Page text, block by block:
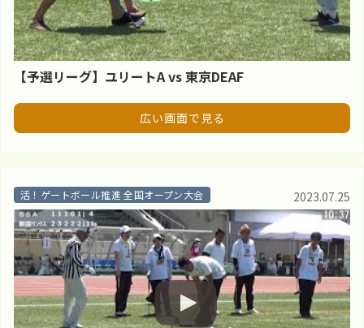
【予選リーグ】ユリートA vs 東京DEAF
広い画面で見る
活！ゲートボール推進 全国オープン大会 2023.07.25